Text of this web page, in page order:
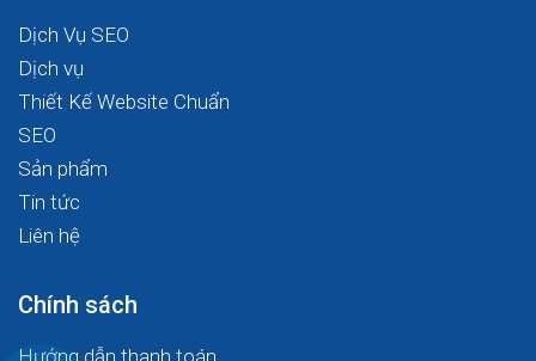
Dịch Vụ SEO
Dịch vụ
Thiết Kế Website Chuẩn
SEO
Sản phẩm
Tin tức
Liên hệ
Chính sách